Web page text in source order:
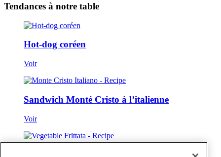
Tendances à notre table
Hot-dog coréen
Voir
Sandwich Monté Cristo à l’italienne
Voir